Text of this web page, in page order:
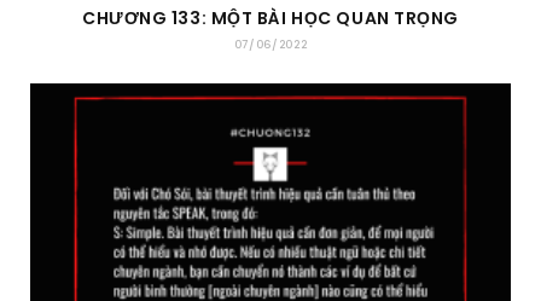
CHƯƠNG 133: MỘT BÀI HỌC QUAN TRỌNG
07/06/2022